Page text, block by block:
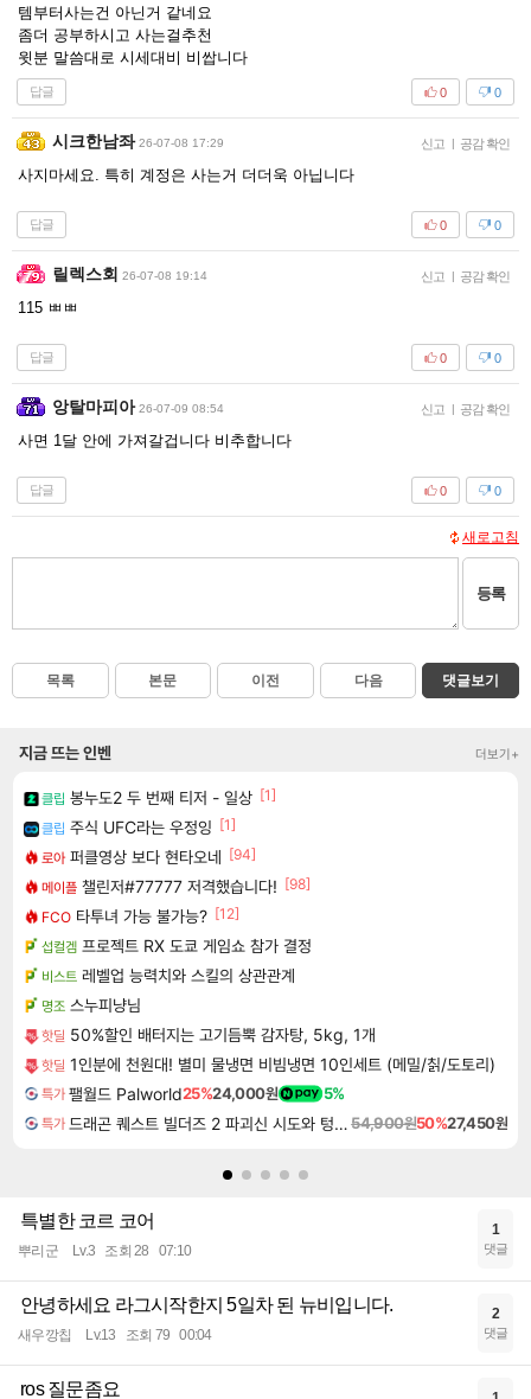
템부터사는건 아닌거 같네요
좀더 공부하시고 사는걸추천
윗분 말씀대로 시세대비 비쌉니다
답글 0
0
시크한남좌 26-07-08 17:29 신고 | 공감 확인
사지마세요. 특히 계정은 사는거 더더욱 아닙니다
답글 0
0
릴렉스회 26-07-08 19:14 신고 | 공감 확인
115 ㅃㅃ
답글 0
0
앙탈마피아 26-07-09 08:54 신고 | 공감 확인
사면 1달 안에 가져갈겁니다 비추합니다
답글 0
0
새로고침
등록
목록 본문 이전 다음 댓글보기
지금 뜨는 인벤 더보기+
클립 봉누도2 두 번째 티저 - 일상 [1]
클립 주식 UFC라는 우정잉 [1]
로아 퍼클영상 보다 현타오네 [94]
메이플 챌린저#77777 저격했습니다! [98]
FCO 타투녀 가능 불가능? [12]
섭컬겜 프로젝트 RX 도쿄 게임쇼 참가 결정
비스트 레벨업 능력치와 스킬의 상관관계
명조 스누피냥님
핫딜 50%할인 배터지는 고기듬뿍 감자탕, 5kg, 1개
핫딜 1인분에 천원대! 별미 물냉면 비빔냉면 10인세트 (메밀/칡/도토리)
특가 팰월드 Palworld25%24,000원 5%
특가 드래곤 퀘스트 빌더즈 2 파괴신 시도와 텅 빈 섬 Dragon Quest Builders 254,900원50%27,450원
특별한 코르 코어
뿌리군 Lv.3 조회 28 07:10
1
댓글
안녕하세요 라그시작한지 5일차 된 뉴비입니다.
새우깡칩 Lv.13 조회 79 00:04
2
댓글
ros 질문좀요